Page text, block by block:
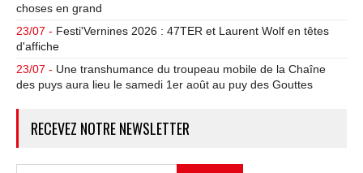
choses en grand
23/07 - Festi'Vernines 2026 : 47TER et Laurent Wolf en têtes
d'affiche
23/07 - Une transhumance du troupeau mobile de la Chaîne
des puys aura lieu le samedi 1er août au puy des Gouttes
RECEVEZ NOTRE NEWSLETTER